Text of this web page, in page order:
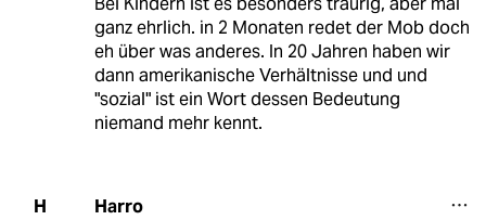
ganz ehrlich. in 2 Monaten redet der Mob doch
eh über was anderes. In 20 Jahren haben wir
dann amerikanische Verhältnisse und und
"sozial" ist ein Wort dessen Bedeutung
niemand mehr kennt.
H Harro